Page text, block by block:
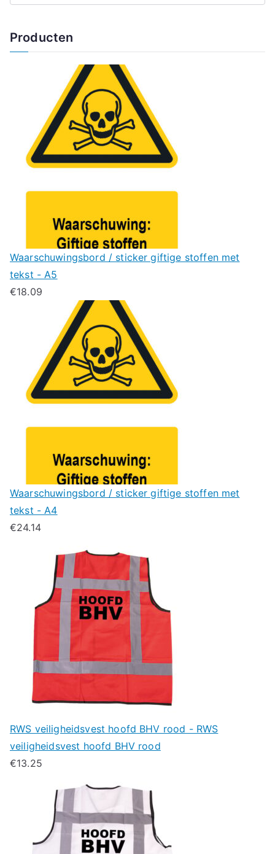
Producten
Waarschuwingsbord / sticker giftige stoffen met
tekst - A5
€18.09
Waarschuwingsbord / sticker giftige stoffen met
tekst - A4
€24.14
RWS veiligheidsvest hoofd BHV rood - RWS
veiligheidsvest hoofd BHV rood
€13.25